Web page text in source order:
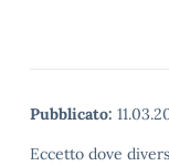
Pubblicato:
Eccetto dove